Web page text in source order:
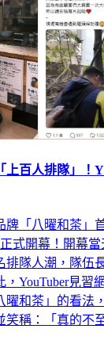
上百人排隊」！
牌「八曜和茶」
式開幕！開幕
排隊人潮，隊伍
YouTuber見習
曜和茶」的看法
笑稱：「真的不